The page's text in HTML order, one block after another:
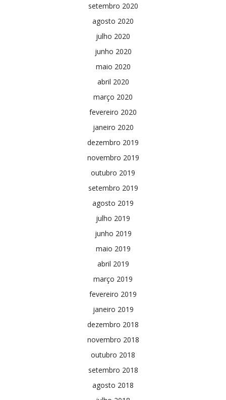
setembro 2020
agosto 2020
julho 2020
junho 2020
maio 2020
abril 2020
março 2020
fevereiro 2020
janeiro 2020
dezembro 2019
novembro 2019
outubro 2019
setembro 2019
agosto 2019
julho 2019
junho 2019
maio 2019
abril 2019
março 2019
fevereiro 2019
janeiro 2019
dezembro 2018
novembro 2018
outubro 2018
setembro 2018
agosto 2018